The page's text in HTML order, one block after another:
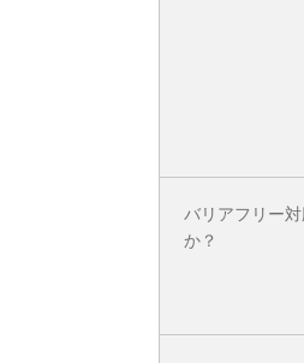
バリアフリー
か？